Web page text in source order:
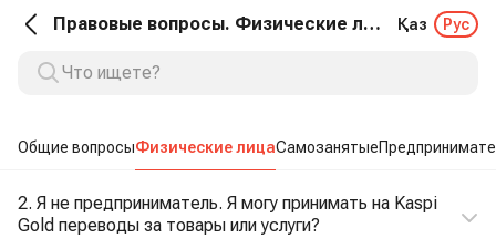
Правовые вопросы. Физические лица Қаз Рус
Общие вопросыФизические лицаСамозанятые
2. Я не предприниматель. Я могу принимать на Kaspi
Gold переводы за товары или услуги?